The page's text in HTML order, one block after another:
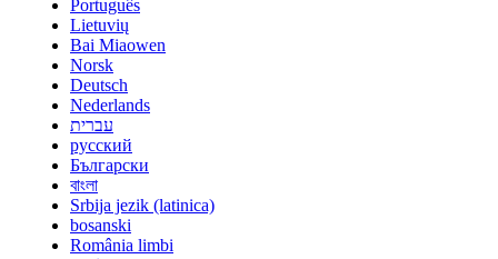
Português
Lietuvių
Bai Miaowen
Norsk
Deutsch
Nederlands
עברית
русский
Български
বাংলা
Srbija jezik (latinica)
bosanski
România limbi